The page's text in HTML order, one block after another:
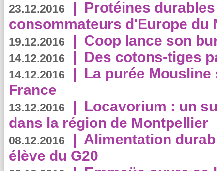
23.12.2016 | Protéines
consommateurs d'Europe du
19.12.2016 | Coop lance son
14.12.2016 | Des cotons-tiges
14.12.2016 | La purée
France
13.12.2016 | Locavorium : un
dans la région de Montpellier
08.12.2016 | Alimentation
élève du G20